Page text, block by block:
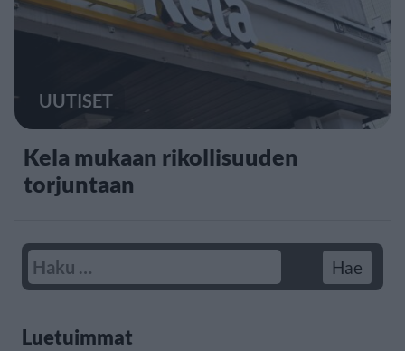
UUTISET
Kela mukaan rikollisuuden
torjuntaan
Luetuimmat